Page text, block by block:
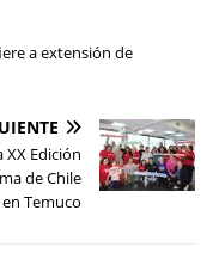
a extensión de
Edición
de Chile
en Temuco